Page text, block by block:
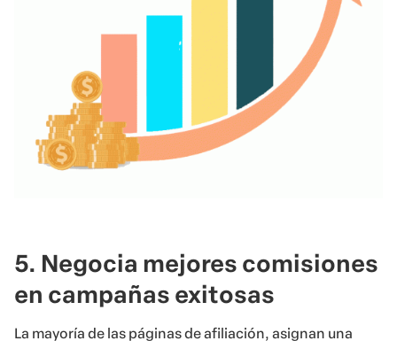
5. Negocia mejores comisiones
en campañas exitosas
La mayoría de las páginas de afiliación, asignan una